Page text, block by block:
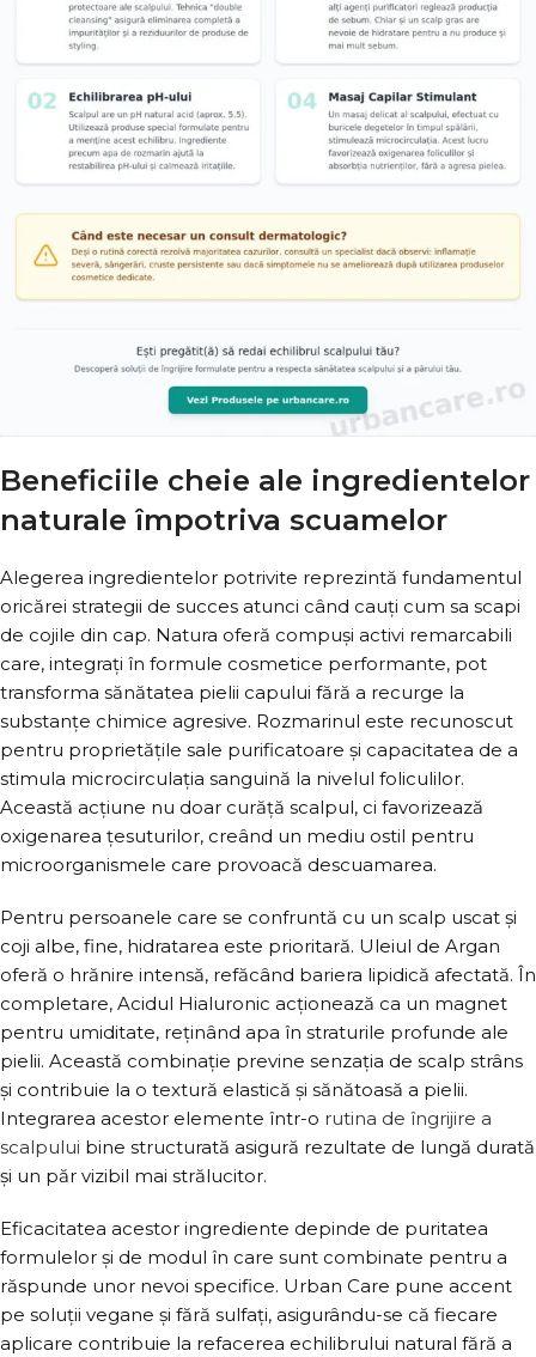
Beneficiile cheie ale ingredientelor
naturale împotriva scuamelor
Alegerea ingredientelor potrivite reprezintă fundamentul
oricărei strategii de succes atunci când cauți cum sa scapi
de cojile din cap. Natura oferă compuși activi remarcabili
care, integrați în formule cosmetice performante, pot
transforma sănătatea pielii capului fără a recurge la
substanțe chimice agresive. Rozmarinul este recunoscut
pentru proprietățile sale purificatoare și capacitatea de a
stimula microcirculația sanguină la nivelul foliculilor.
Această acțiune nu doar curăță scalpul, ci favorizează
oxigenarea țesuturilor, creând un mediu ostil pentru
microorganismele care provoacă descuamarea.
Pentru persoanele care se confruntă cu un scalp uscat și
coji albe, fine, hidratarea este prioritară. Uleiul de Argan
oferă o hrănire intensă, refăcând bariera lipidică afectată. În
completare, Acidul Hialuronic acționează ca un magnet
pentru umiditate, reținând apa în straturile profunde ale
pielii. Această combinație previne senzația de scalp strâns
și contribuie la o textură elastică și sănătoasă a pielii.
Integrarea acestor elemente într-o rutina de îngrijire a
scalpului bine structurată asigură rezultate de lungă durată
și un păr vizibil mai strălucitor.
Eficacitatea acestor ingrediente depinde de puritatea
formulelor și de modul în care sunt combinate pentru a
răspunde unor nevoi specifice. Urban Care pune accent
pe soluții vegane și fără sulfați, asigurându-se că fiecare
aplicare contribuie la refacerea echilibrului natural fără a